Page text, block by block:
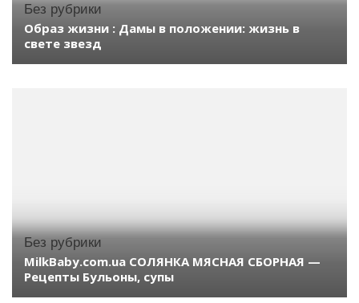
Без рубрики
Образ жизни : Дамы в положении: жизнь в
свете звезд
Без рубрики
MilkBaby.com.ua СОЛЯНКА МЯСНАЯ СБОРНАЯ —
Рецепты Бульоны, супы